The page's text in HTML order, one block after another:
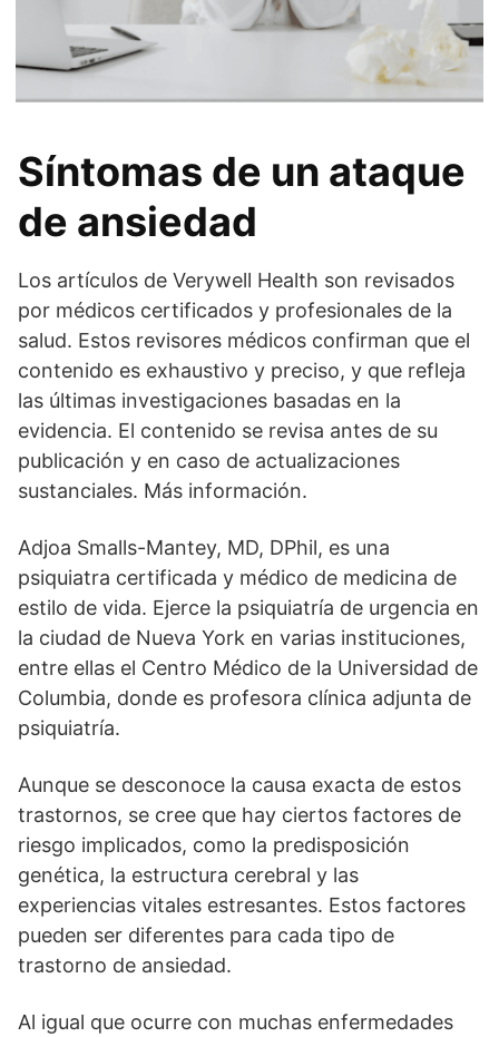
Síntomas de un ataque
de ansiedad
Los artículos de Verywell Health son revisados
por médicos certificados y profesionales de la
salud. Estos revisores médicos confirman que el
contenido es exhaustivo y preciso, y que refleja
las últimas investigaciones basadas en la
evidencia. El contenido se revisa antes de su
publicación y en caso de actualizaciones
sustanciales. Más información.
Adjoa Smalls-Mantey, MD, DPhil, es una
psiquiatra certificada y médico de medicina de
estilo de vida. Ejerce la psiquiatría de urgencia en
la ciudad de Nueva York en varias instituciones,
entre ellas el Centro Médico de la Universidad de
Columbia, donde es profesora clínica adjunta de
psiquiatría.
Aunque se desconoce la causa exacta de estos
trastornos, se cree que hay ciertos factores de
riesgo implicados, como la predisposición
genética, la estructura cerebral y las
experiencias vitales estresantes. Estos factores
pueden ser diferentes para cada tipo de
trastorno de ansiedad.
Al igual que ocurre con muchas enfermedades